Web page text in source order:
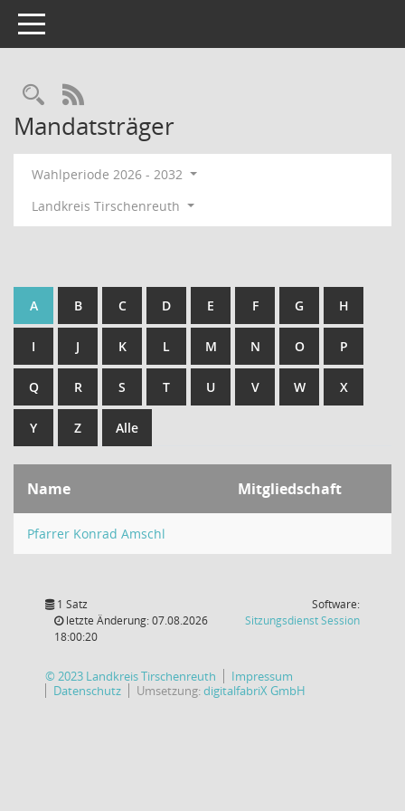
Toggle navigation
Rechercheauswahl
RSS-Feed
Mandatsträger
Wahlperiode 2026 - 2032
Landkreis Tirschenreuth
A B C D E F G H
I J K L M N O P
Q R S T U V W X
Y Z Alle
Name Mitgliedschaft
Pfarrer Konrad Amschl
1 Satz
letzte Änderung: 07.08.2026
18:00:20
Software:
SitzungsdienstSession(Wird in
© 2023 Landkreis Tirschenreuth
Impressum
Datenschutz
Umsetzung:digitalfabriX GmbH